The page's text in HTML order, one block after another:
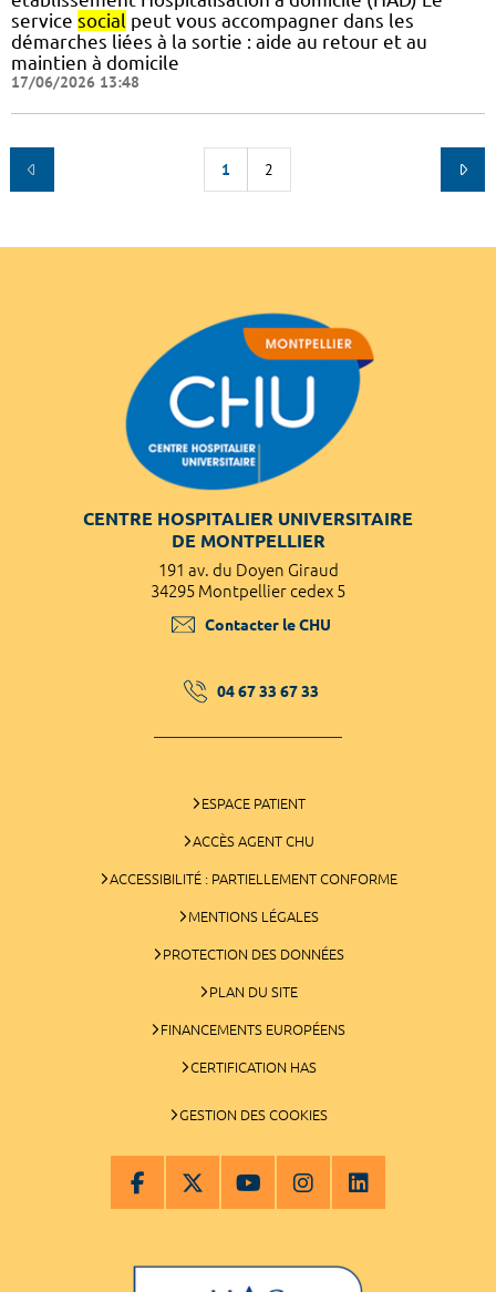
service social peut vous accompagner dans les
démarches liées à la sortie : aide au retour et au
maintien à domicile
17/06/2026 13:48
1 2
CENTRE HOSPITALIER UNIVERSITAIRE
DE MONTPELLIER
191 av. du Doyen Giraud
34295 Montpellier cedex 5
Contacter le CHU
04 67 33 67 33
ESPACE PATIENT
ACCÈS AGENT CHU
ACCESSIBILITÉ : PARTIELLEMENT CONFORME
MENTIONS LÉGALES
PROTECTION DES DONNÉES
PLAN DU SITE
FINANCEMENTS EUROPÉENS
CERTIFICATION HAS
GESTION DES COOKIES